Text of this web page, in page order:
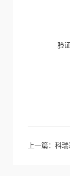
验
上一篇： 科